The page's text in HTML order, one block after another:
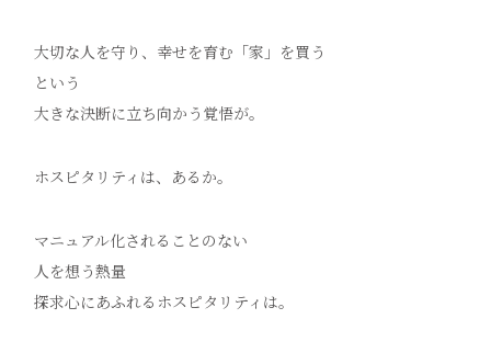
大切な人を守り、幸せを育む「家」を買う
という
大きな決断に立ち向かう覚悟が。
ホスピタリティは、あるか。
マニュアル化されることのない
人を想う熱量
探求心にあふれるホスピタリティは。